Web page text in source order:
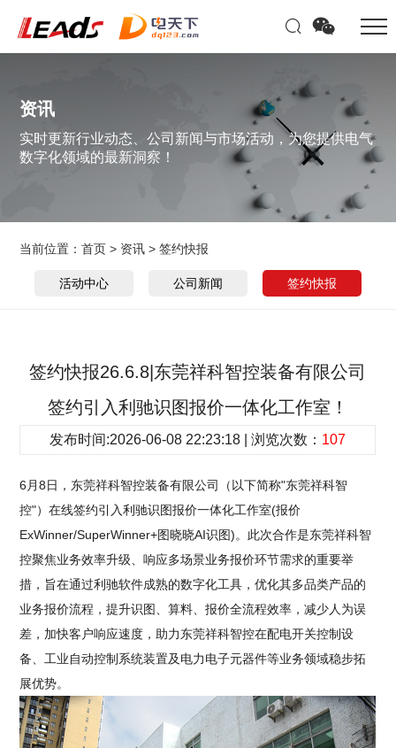
资讯
实时更新行业动态、公司新闻与市场活动，为您提供电气
数字化领域的最新洞察！
当前位置：首页 > 资讯 >签约快报
活动中心 公司新闻 签约快报
签约快报26.6.8|东莞祥科智控装备有限公司
签约引入利驰识图报价一体化工作室！
发布时间:2026-06-08 22:23:18 | 浏览次数： 107
6月8日，东莞祥科智控装备有限公司（以下简称"东莞祥科智
控"）在线签约引入利驰识图报价一体化工作室(报价
ExWinner/SuperWinner+图晓晓AI识图)。此次合作是东莞祥科智
控聚焦业务效率升级、响应多场景业务报价环节需求的重要举
措，旨在通过利驰软件成熟的数字化工具，优化其多品类产品的
业务报价流程，提升识图、算料、报价全流程效率，减少人为误
差，加快客户响应速度，助力东莞祥科智控在配电开关控制设
备、工业自动控制系统装置及电力电子元器件等业务领域稳步拓
展优势。